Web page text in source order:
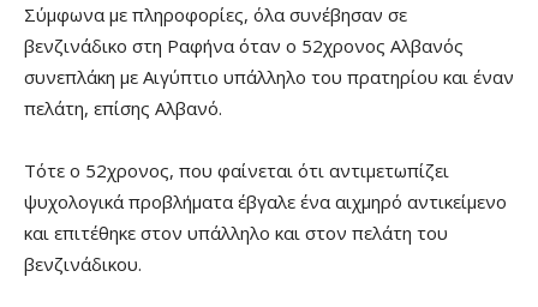
Σύμφωνα με πληροφορίες, όλα συνέβησαν σε
βενζινάδικο στη Ραφήνα όταν ο 52χρονος Αλβανός
συνεπλάκη με Αιγύπτιο υπάλληλο του πρατηρίου και έναν
πελάτη, επίσης Αλβανό.
Τότε ο 52χρονος, που φαίνεται ότι αντιμετωπίζει
ψυχολογικά προβλήματα έβγαλε ένα αιχμηρό αντικείμενο
και επιτέθηκε στον υπάλληλο και στον πελάτη του
βενζινάδικου.